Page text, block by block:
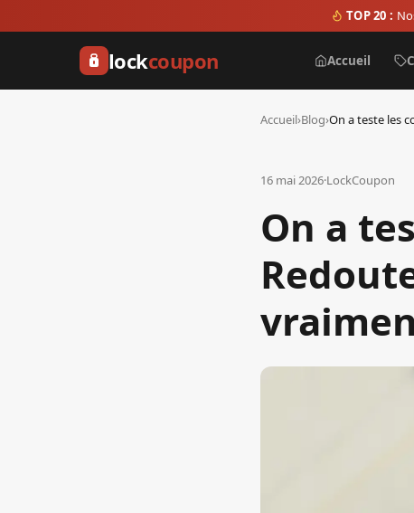
TOP 20 :
lockcoupon Accueil
Accueil›Blog›
16 mai 2026·LockCoupon
On a